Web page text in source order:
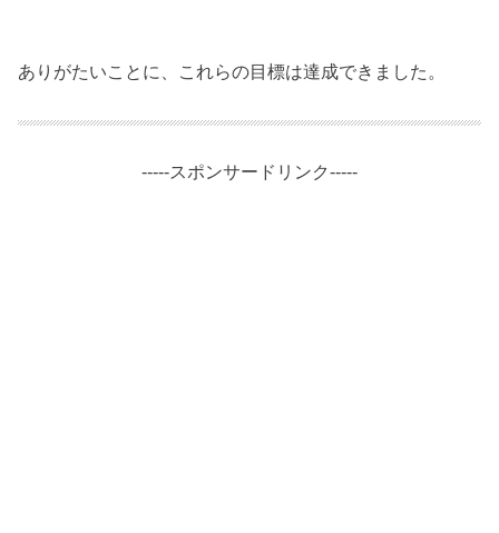
ありがたいことに、これらの目標は達成できました。
-----スポンサードリンク-----